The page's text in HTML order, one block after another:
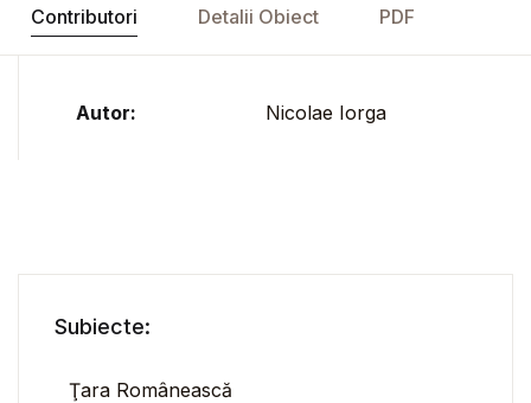
Contributori Detalii Obiect PDF
Autor: Nicolae Iorga
Subiecte:
Ţara Românească